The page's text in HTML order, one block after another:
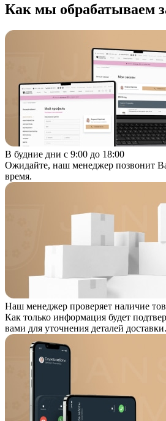
Как мы обрабатываем
В будние дни с 9:00 до 18:00
Ожидайте, наш менеджер позвонит
время.
Наш менеджер проверяет наличие
Как только информация будет
вами для уточнения деталей доставки.